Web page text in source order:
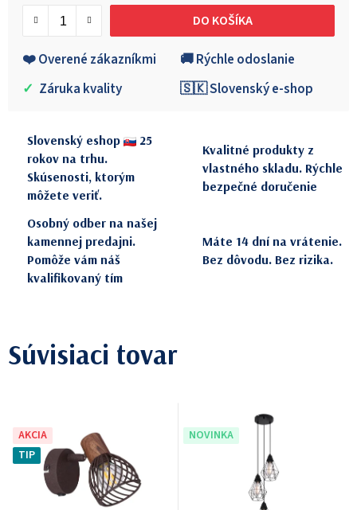
DO KOŠÍKA
❤️ Overené zákazníkmi
🚚 Rýchle odoslanie
✓ Záruka kvality 🇸🇰 Slovenský e-shop
Slovenský eshop
25
rokov na trhu.
Skúsenosti, ktorým
môžete veriť.
Kvalitné produkty z
vlastného skladu. Rýchle
bezpečné doručenie
Osobný odber na našej
kamennej predajni.
Pomôže vám náš
kvalifikovaný tím
Máte 14 dní na vrátenie.
Bez dôvodu. Bez rizika.
Súvisiaci tovar
AKCIA
TIP
NOVINKA